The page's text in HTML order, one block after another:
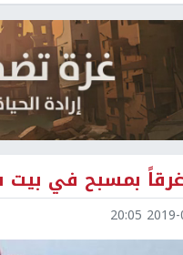
بمسبح في بيت
2019-